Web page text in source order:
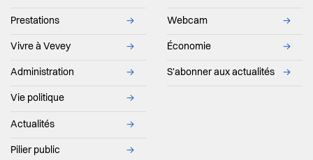
Prestations →
Vivre à Vevey →
Administration →
Vie politique →
Actualités →
Pilier public →
Webcam →
Économie →
S'abonner aux actualités →